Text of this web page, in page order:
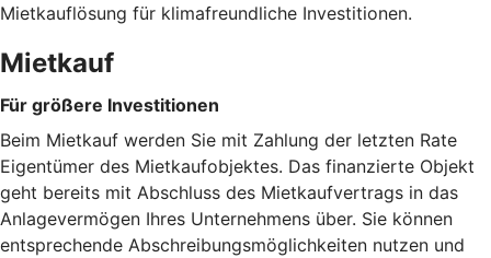
Mietkauflösung für klimafreundliche Investitionen.
Mietkauf
Für größere Investitionen
Beim Mietkauf werden Sie mit Zahlung der letzten Rate
Eigentümer des Mietkaufobjektes. Das finanzierte Objekt
geht bereits mit Abschluss des Mietkaufvertrags in das
Anlagevermögen Ihres Unternehmens über. Sie können
entsprechende Abschreibungsmöglichkeiten nutzen und